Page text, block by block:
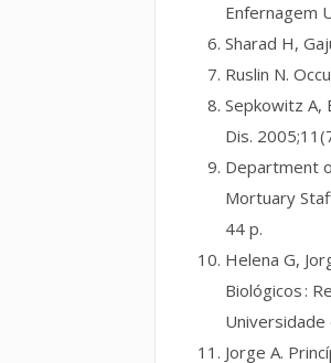
Enfernagem
Sharad H,
Ruslin N.
Sepkowitz A,
Dis.
Department
Mortuary
44 p.
Helena G,
Biológicos :
Jorge A.